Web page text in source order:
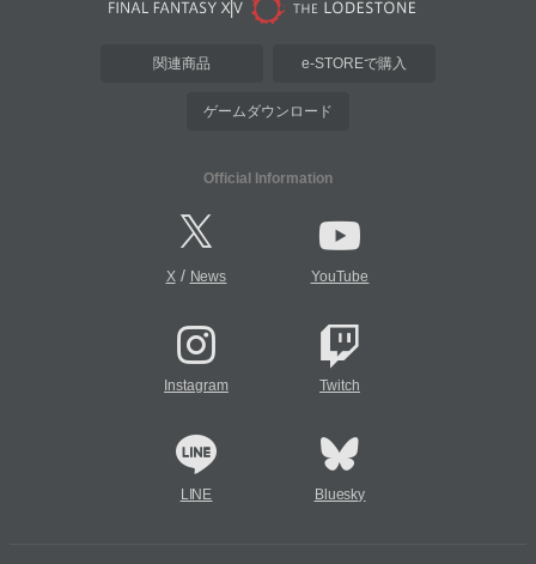
関連商品 e-STOREで購入
ゲームダウンロード
Official Information
X/ News YouTube
Instagram Twitch
LINE Bluesky